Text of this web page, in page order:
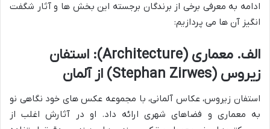
ادامه به معرفی برخی از برندگان برجسته این بخش ها و آثار شگفت
انگیز آن ها می پردازیم:
الف. معماری (Architecture): استفان
زیروس (Stephan Zirwes) از آلمان
استفان زیروس، عکاس آلمانی، با مجموعه عکس های خود نگاهی نو
به معماری و فضاهای شهری ارائه داد. او در آثارش اغلب از